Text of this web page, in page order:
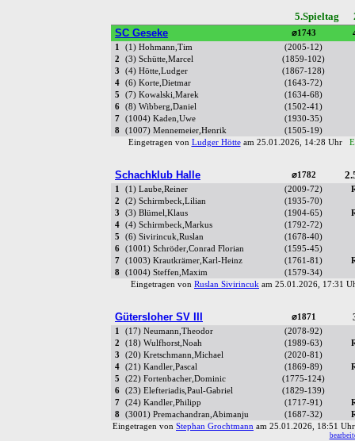
5.Spieltag
SC Geseke
⌀1743
1 (1) Hohmann,Tim
(2005-12)
2
(3) Schütte,Marcel
(1859-102)
3
(4) Hötte,Ludger
(1867-128)
4
(6) Korte,Dietmar
(1643-72)
5
(7) Kowalski,Marek
(1634-68)
6
(8) Wibberg,Daniel
(1502-41)
7
(1004) Kaden,Uwe
(1930-35)
8
(1007) Mennemeier,Henrik
(1505-19)
Eingetragen von Ludger Hötteam 25.01.2026, 14:28 Uhr
Schachklub Halle ⌀1782
1 (1) Laube,Reiner (2009-72)
2
(2) Schirmbeck,Lilian
(1935-70)
3
(3) Blümel,Klaus (1904-65)
4
(4) Schirmbeck,Markus
(1792-72)
5
(6) Sivirincuk,Ruslan
(1678-40)
6
(1001) Schröder,Conrad Florian
(1595-45)
7
(1003) Krautkrämer,Karl-Heinz (1761-81)
8
(1004) Steffen,Maxim
(1579-34)
Eingetragen von Ruslan Sivirincuk am 25.01.2026, 17:31
Gütersloher SV III ⌀1871
1 (17) Neumann,Theodor
(2078-92)
2
(18) Wulfhorst,Noah (1989-63)
3
(20) Kretschmann,Michael
(2020-81)
4
(21) Kandler,Pascal (1869-89)
5
(22) Fortenbacher,Dominic
(1775-124)
6
(23) Elefteriadis,Paul-Gabriel
(1829-139)
7
(24) Kandler,Philipp (1717-91)
8
(3001) Premachandran,Abimanju (1687-32)
Eingetragen von Stephan Grochtmann am 25.01.2026, 18:51